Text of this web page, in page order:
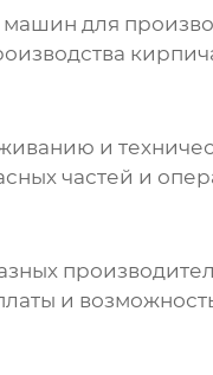
для
и
частей и
и